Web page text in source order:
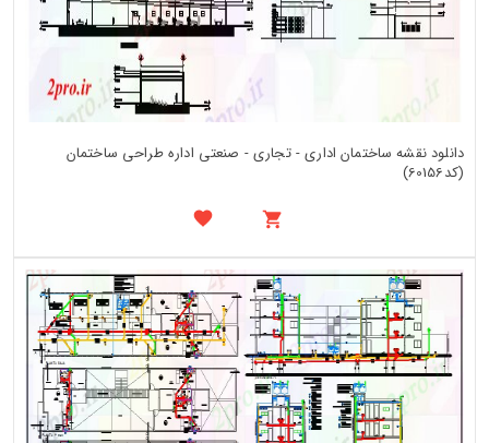
دانلود نقشه ساختمان اداری - تجاری - صنعتی اداره طراحی ساختمان
(کد60156)